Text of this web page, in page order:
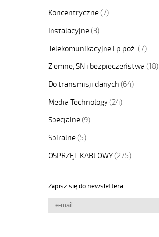
Koncentryczne (7)
Instalacyjne (3)
Telekomunikacyjne i p.poż. (7)
Ziemne, SN i bezpieczeństwa (18)
Do transmisji danych (64)
Media Technology (24)
Specjalne (9)
Spiralne (5)
OSPRZĘT KABLOWY (275)
Zapisz się do newslettera